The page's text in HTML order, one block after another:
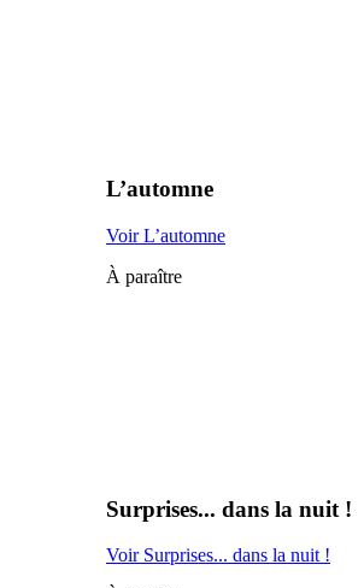
L’automne
Voir L’automne
À paraître
Surprises... dans la nuit !
Voir Surprises... dans la nuit !